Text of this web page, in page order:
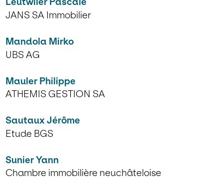
JANS SA Immobilier
Mandola Mirko
UBS AG
Mauler Philippe
ATHEMIS GESTION SA
Sautaux Jérôme
Etude BGS
Sunier Yann
Chambre immobilière neuchâteloise